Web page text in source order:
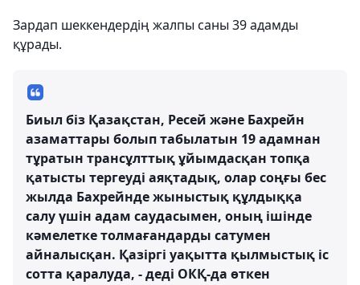
Зардап шеккендердің жалпы саны 39 адамды
құрады.
Биыл біз Қазақстан, Ресей және Бахрейн
азаматтары болып табылатын 19 адамнан
тұратын трансұлттық ұйымдасқан топқа
қатысты тергеуді аяқтадық, олар соңғы бес
жылда Бахрейнде жыныстық құлдыққа
салу үшін адам саудасымен, оның ішінде
кәмелетке толмағандарды сатумен
айналысқан. Қазіргі уақытта қылмыстық іс
сотта қаралуда, - деді ОКҚ-да өткен